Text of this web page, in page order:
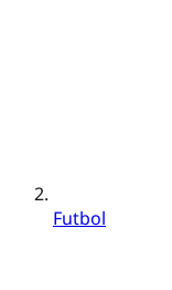
Futbol